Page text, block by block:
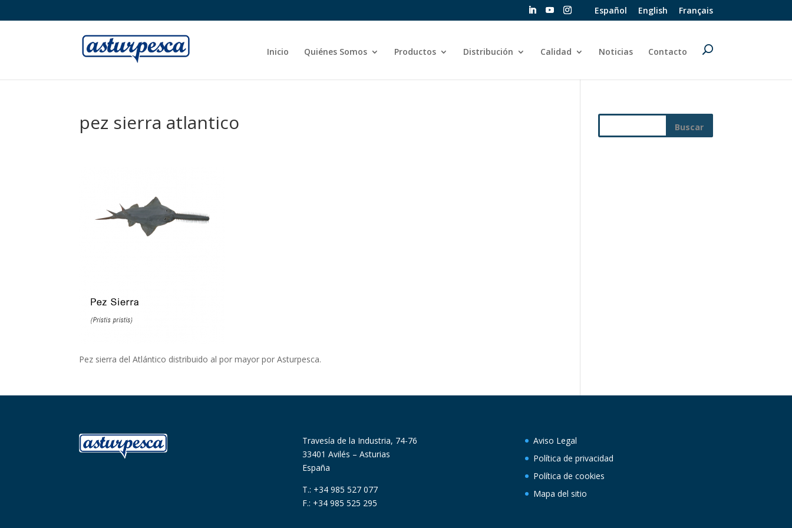
Español English Français
Inicio Quiénes Somos Productos Distribución Calidad Noticias Contacto
pez sierra atlantico
Pez sierra del Atlántico distribuido al por mayor por Asturpesca.
Travesía de la Industria, 74-76
33401 Avilés – Asturias
España
T.: +34 985 527 077
F.: +34 985 525 295
Aviso Legal
Política de privacidad
Política de cookies
Mapa del sitio